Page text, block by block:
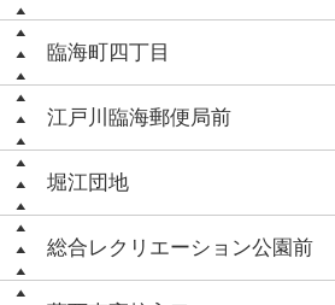
臨海町四丁目
江戸川臨海郵便局前
堀江団地
総合レクリエーション公園前